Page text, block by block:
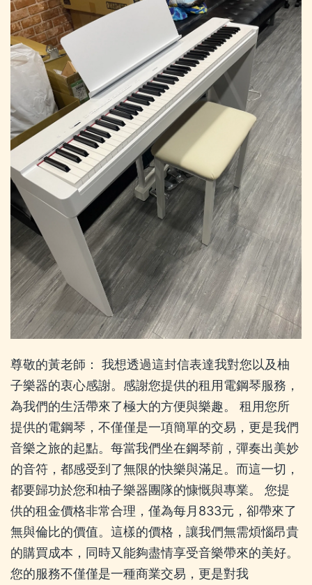
尊敬的黃老師： 我想透過這封信表達我對您以及柚
子樂器的衷心感謝。感謝您提供的租用電鋼琴服務，
為我們的生活帶來了極大的方便與樂趣。 租用您所
提供的電鋼琴，不僅僅是一項簡單的交易，更是我們
音樂之旅的起點。每當我們坐在鋼琴前，彈奏出美妙
的音符，都感受到了無限的快樂與滿足。而這一切，
都要歸功於您和柚子樂器團隊的慷慨與專業。 您提
供的租金價格非常合理，僅為每月833元，卻帶來了
無與倫比的價值。這樣的價格，讓我們無需煩惱昂貴
的購買成本，同時又能夠盡情享受音樂帶來的美好。
您的服務不僅僅是一種商業交易，更是對我